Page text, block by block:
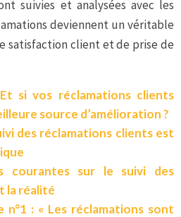
suivies et analysées avec les
deviennent un véritable
satisfaction client et de prise de
si vos réclamations clients
source d’amélioration ?
des réclamations clients est
courantes sur le suivi des
la réalité
n°1 : « Les réclamations sont